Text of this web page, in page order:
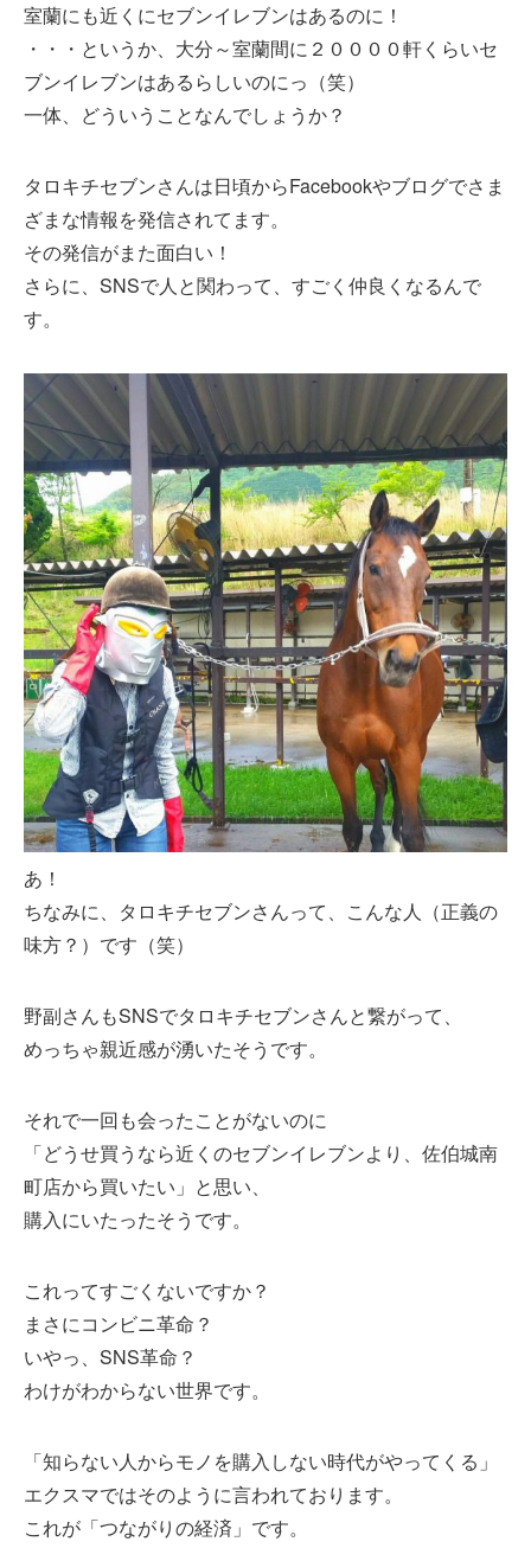
室蘭にも近くにセブンイレブンはあるのに！
・・・というか、大分～室蘭間に２００００軒くらいセ
ブンイレブンはあるらしいのにっ（笑）
一体、どういうことなんでしょうか？
タロキチセブンさんは日頃からFacebookやブログでさま
ざまな情報を発信されてます。
その発信がまた面白い！
さらに、SNSで人と関わって、すごく仲良くなるんで
す。
あ！
ちなみに、タロキチセブンさんって、こんな人（正義の
味方？）です（笑）
野副さんもSNSでタロキチセブンさんと繋がって、
めっちゃ親近感が湧いたそうです。
それで一回も会ったことがないのに
「どうせ買うなら近くのセブンイレブンより、佐伯城南
町店から買いたい」と思い、
購入にいたったそうです。
これってすごくないですか？
まさにコンビニ革命？
いやっ、SNS革命？
わけがわからない世界です。
「知らない人からモノを購入しない時代がやってくる」
エクスマではそのように言われております。
これが「つながりの経済」です。